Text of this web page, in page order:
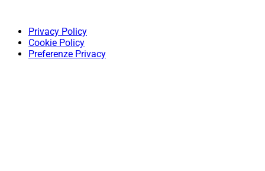
Privacy Policy
Cookie Policy
Preferenze Privacy